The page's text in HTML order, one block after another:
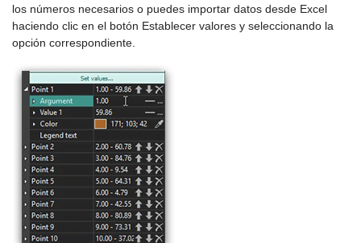
los números necesarios o puedes importar datos desde Excel
haciendo clic en el botón Establecer valores y seleccionando la
opción correspondiente.